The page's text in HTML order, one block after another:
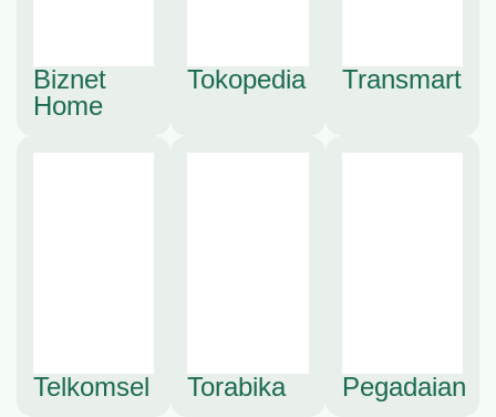
Biznet
Home
Tokopedia Transmart
Telkomsel Torabika Pegadaian